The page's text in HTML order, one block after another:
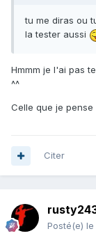
tu me diras ou
la tester aussi
Hmmm je l'ai pas
^^
Celle que je
Citer
Posté(e) le